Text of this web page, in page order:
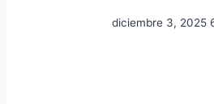
diciembre 3, 2025